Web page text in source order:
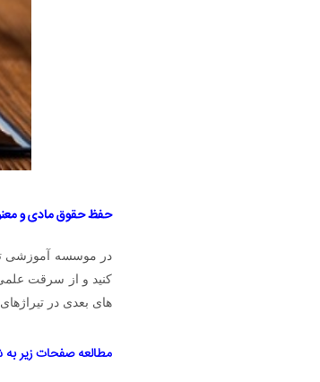
حفظ حقوق مادی و
در موسسه آموزشی
کنید و از سرقت
های بعدی در
مطالعه صفحات زیر